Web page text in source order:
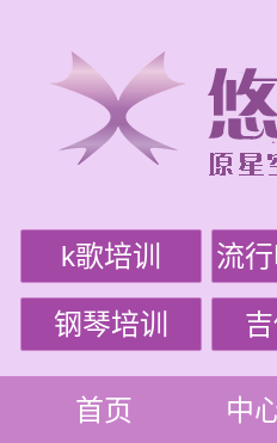
k歌培训 流行
钢琴培训 吉
首页 中